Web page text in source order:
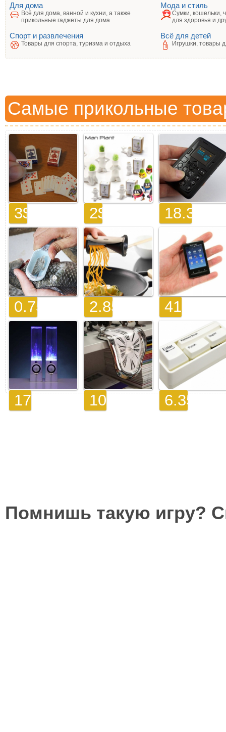
Для дома
Всё для дома, ванной и кухни, а также
прикольные гаджеты для дома
Мода и стиль
Сумки, кошельки,
для здоровья и
Спорт и развлечения
Товары для спорта, туризма и отдыха
Всё для детей
Игрушки, товары
Самые прикольные
Помнишь такую игру?